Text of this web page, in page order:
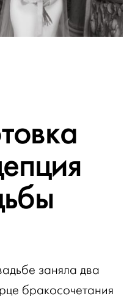
заняла два
бракосочетания